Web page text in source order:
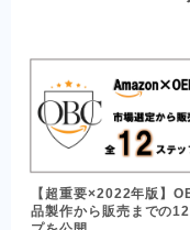
公式メルマガ
OEM商品
OEM商品×Yahoo!
【超重要×2022年版】
品製作から販売までの